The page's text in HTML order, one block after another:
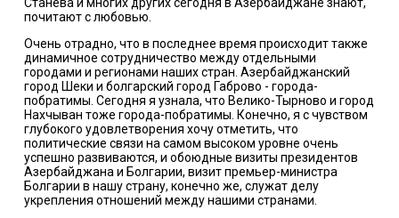
почитают с любовью.
Очень отрадно, что в последнее время происходит также
динамичное сотрудничество между отдельными
городами и регионами наших стран. Азербайджанский
город Шеки и болгарский город Габрово - города-
побратимы. Сегодня я узнала, что Велико-Тырново и город
Нахчыван тоже города-побратимы. Конечно, я с чувством
глубокого удовлетворения хочу отметить, что
политические связи на самом высоком уровне очень
успешно развиваются, и обоюдные визиты президентов
Азербайджана и Болгарии, визит премьер-министра
Болгарии в нашу страну, конечно же, служат делу
укрепления отношений между нашими странами.